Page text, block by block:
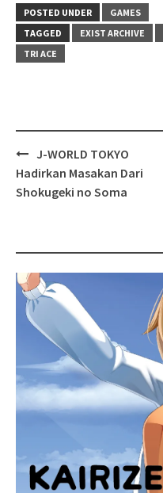
POSTED UNDER
GAMES
TAGGED
EXIST ARCHIVE
TRI ACE
Post
navigation
J-WORLD TOKYO
Hadirkan Masakan Dari
Shokugeki no Soma